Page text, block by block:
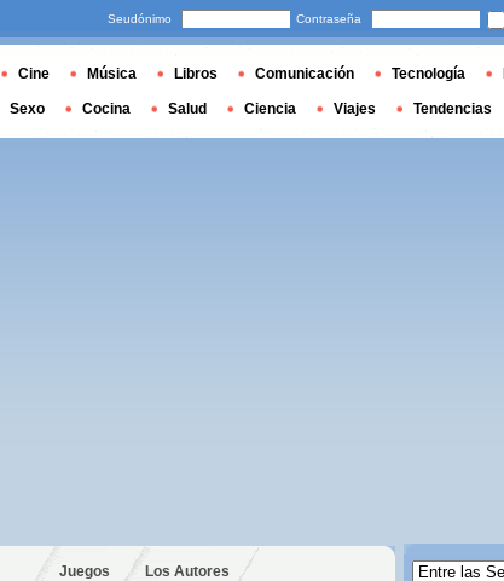
Juegos Los Autores
Seudónimo Contraseña
Cine Música Libros Comunicación Tecnología
Sexo Cocina Salud Ciencia Viajes Tendencias